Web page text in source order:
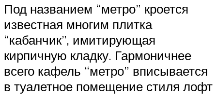
Под названием “метро” кроется
известная многим плитка
“кабанчик”, имитирующая
кирпичную кладку. Гармоничнее
всего кафель “метро” вписывается
в туалетное помещение стиля лофт